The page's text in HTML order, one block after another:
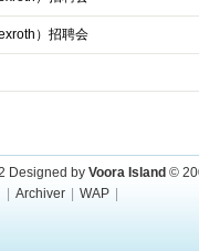
）招聘会
Designed by Voora Island ©
Archiver WAP